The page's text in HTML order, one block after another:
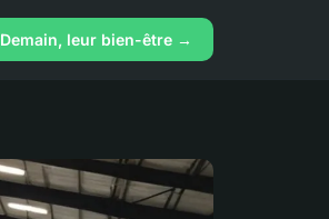
Demain, leur bien-être →